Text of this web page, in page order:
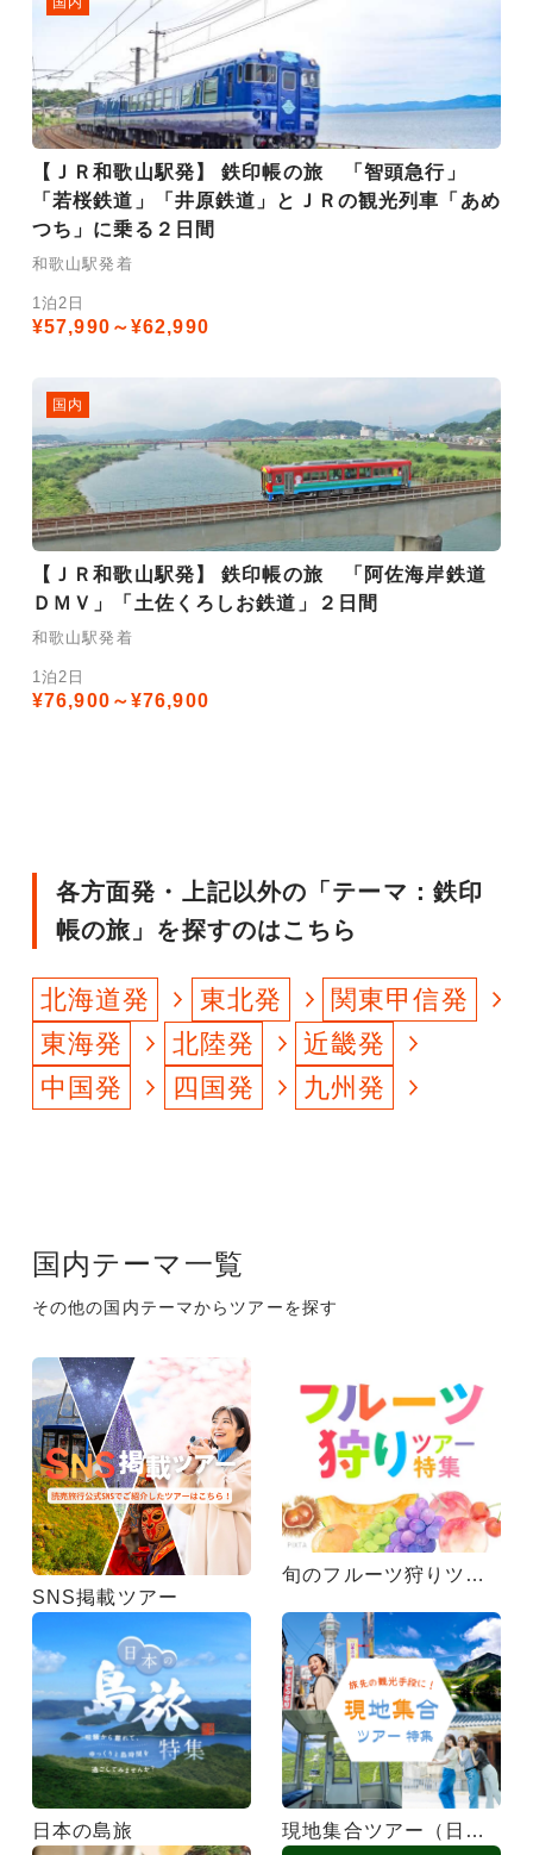
【ＪＲ和歌山駅発】 鉄印帳の旅 「智頭急行」
「若桜鉄道」「井原鉄道」とＪＲの観光列車「あめ
つち」に乗る２日間
和歌山駅発着
1泊2日
¥57,990～¥62,990
国内
【ＪＲ和歌山駅発】 鉄印帳の旅 「阿佐海岸鉄道
ＤＭＶ」「土佐くろしお鉄道」２日間
和歌山駅発着
1泊2日
¥76,900～¥76,900
各方面発・上記以外の「テーマ：鉄印
帳の旅」を探すのはこちら
北海道発 東北発
関東甲信発
東海発
北陸発
近畿発
中国発
四国発 九州発
国内テーマ一覧
その他の国内テーマからツアーを探す
SNS掲載ツアー
旬のフルーツ狩りツアー
日本の島旅 現地集合ツアー（日帰りツアー）